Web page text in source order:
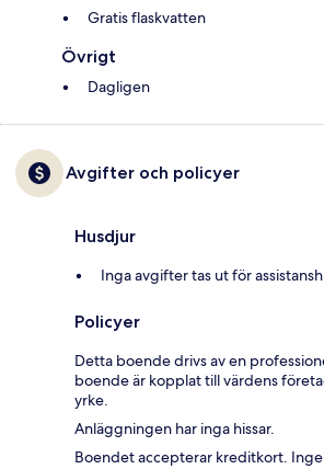
Gratis flaskvatten
Övrigt
Dagligen
Avgifter och policyer
Husdjur
Inga avgifter tas ut för
Policyer
Detta boende drivs av en
boende är kopplat till värdens
yrke.
Anläggningen har inga hissar.
Boendet accepterar kreditkort.